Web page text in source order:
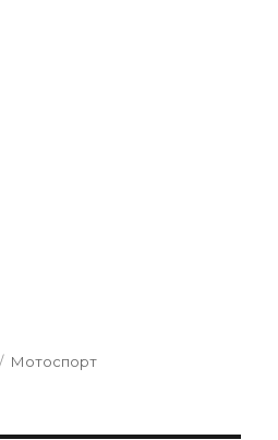
Categories
Мотоспорт